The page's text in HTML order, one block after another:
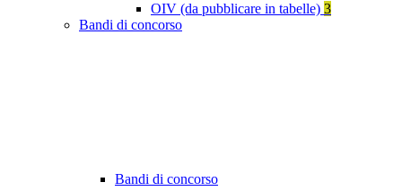
OIV (da pubblicare in tabelle) 3
Bandi di concorso
Bandi di concorso